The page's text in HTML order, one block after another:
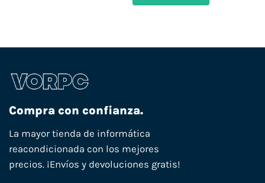
Compra con confianza.
La mayor tienda de informática
reacondicionada con los mejores
precios. ¡Envíos y devoluciones gratis!